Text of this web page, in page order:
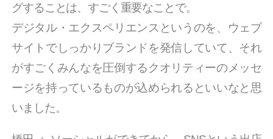
グすることは、すごく重要なことで。
デジタル・エクスペリエンスというのを、ウェブ
サイトでしっかりブランドを発信していて、それ
がすごくみんなを圧倒するクオリティーのメッセ
ージを持っているものが込められるといいなと思
いました。